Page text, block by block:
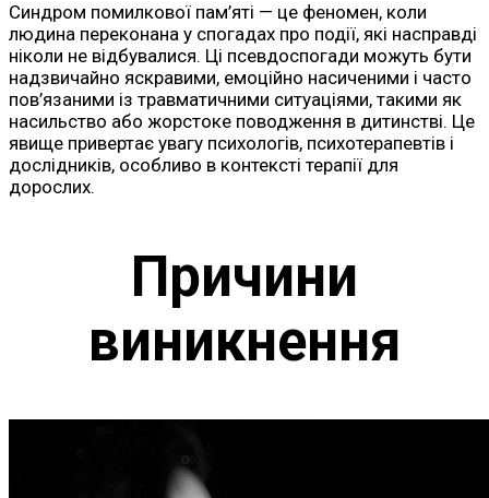
Синдром помилкової пам’яті — це феномен, коли
людина переконана у спогадах про події, які насправді
ніколи не відбувалися. Ці псевдоспогади можуть бути
надзвичайно яскравими, емоційно насиченими і часто
пов’язаними із травматичними ситуаціями, такими як
насильство або жорстоке поводження в дитинстві. Це
явище привертає увагу психологів, психотерапевтів і
дослідників, особливо в контексті терапії для
дорослих.
Причини
виникнення